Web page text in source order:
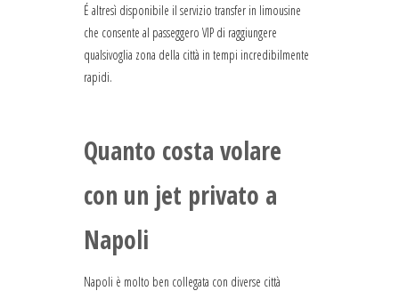
É altresì disponibile il servizio transfer in limousine
che consente al passeggero VIP di raggiungere
qualsivoglia zona della città in tempi incredibilmente
rapidi.
Quanto costa volare
con un jet privato a
Napoli
Napoli è molto ben collegata con diverse città